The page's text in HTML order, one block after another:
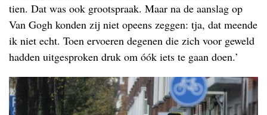
tien. Dat was ook grootspraak. Maar na de aanslag op
Van Gogh konden zij niet opeens zeggen: tja, dat meende
ik niet echt. Toen ervoeren degenen die zich voor geweld
hadden uitgesproken druk om óók iets te gaan doen.’